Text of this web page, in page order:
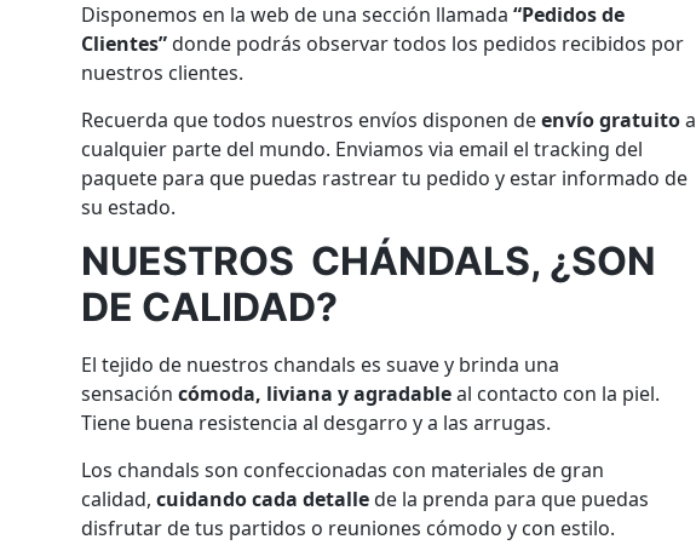
Disponemos en la web de una sección llamada“Pedidos de
Clientes”donde podrás observar todos los pedidos recibidos por
nuestros clientes.
Recuerda que todos nuestros envíos disponen deenvío gratuitoa
cualquier parte del mundo. Enviamos via email el tracking del
paquete para que puedas rastrear tu pedido y estar informado de
su estado.
NUESTROS CHÁNDALS, ¿SON
DE CALIDAD?
El tejido de nuestros chandals es suave y brinda una
sensacióncómoda, liviana y agradableal contacto con la piel.
Tiene buena resistencia al desgarro y a las arrugas.
Los chandals son confeccionadas con materiales de gran
calidad,cuidando cada detallede la prenda para que puedas
disfrutar de tus partidos o reuniones cómodo y con estilo.